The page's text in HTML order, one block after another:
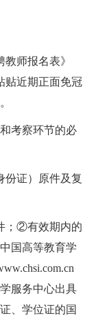
教师报名表》
贴近期正面免冠
考察环节的必
份证）原件及复
；②有效期内的
国高等教育学
服务中心出具
、学位证的国